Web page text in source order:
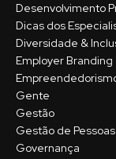
Desenvolvimento
Dicas dos
Diversidade &
Employer Branding
Gente
Gestão
Gestão de Pessoas
Governança